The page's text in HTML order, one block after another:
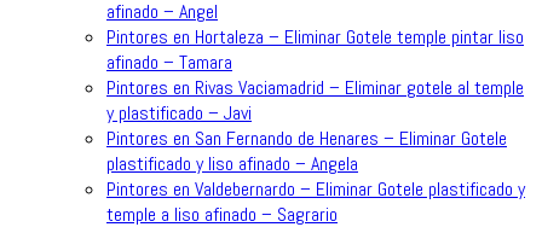
afinado – Angel
Pintores en Hortaleza – Eliminar Gotele temple pintar liso
afinado – Tamara
Pintores en Rivas Vaciamadrid – Eliminar gotele al temple
y plastificado – Javi
Pintores en San Fernando de Henares – Eliminar Gotele
plastificado y liso afinado – Angela
Pintores en Valdebernardo – Eliminar Gotele plastificado y
temple a liso afinado – Sagrario